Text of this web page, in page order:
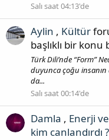
Salı saat 04:13'de
Aylin , Kültür
başlıklı bir konu
Türk Dili’nde “Form”
duyunca çoğu
da...
Salı saat 00:14'de
Damla , Enerji
kim canlandırdı ?